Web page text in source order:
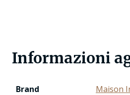
Informazioni
Brand
Maison